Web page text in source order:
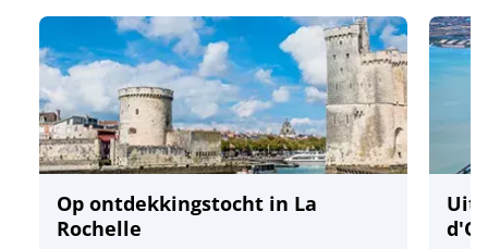
Aquafitness
Boogschieten
Speel samen
Jeu de boules
Op ontdekkingstocht in La
Rochelle